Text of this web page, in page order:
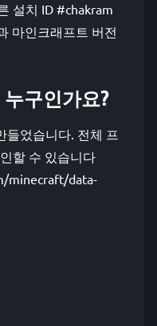
설치 ID #chakram
마인크래프트 버전
구인가요?
들었습니다. 전체 프
할 수 있습니다
minecraft/data-